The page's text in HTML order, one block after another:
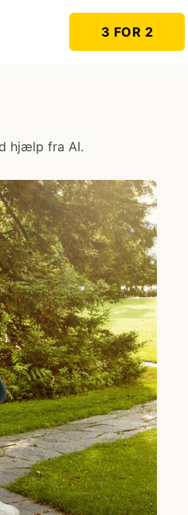
3 FOR 2
hjælp fra AI.